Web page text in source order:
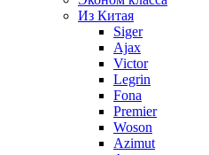
Из Китая
Siger
Ajax
Victor
Legrin
Fona
Premier
Woson
Azimut